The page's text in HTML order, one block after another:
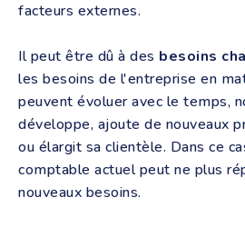
facteurs externes.
Il peut être dû à des besoins
les besoins de l'entreprise en
peuvent évoluer avec le temps,
développe, ajoute de nouveaux
ou élargit sa clientèle. Dans ce
comptable actuel peut ne plus
nouveaux besoins.